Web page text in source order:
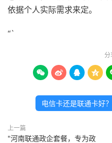
依据个人实际需求来定。
“`
分
   
电信卡还是联通卡好
上一篇
"河南联通政企套餐，专为政